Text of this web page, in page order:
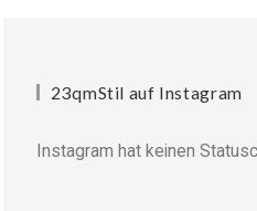
23qmStil auf Instagram
Instagram hat keinen